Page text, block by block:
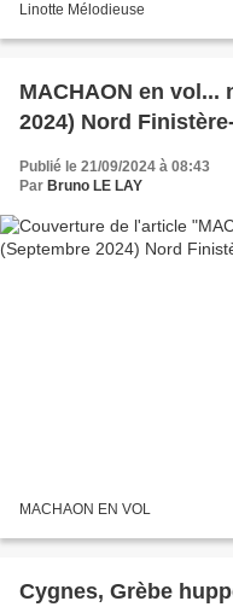
Linotte Mélodieuse
MACHAON en vol...
2024) Nord
Publié le 21/09/2024 à 08:43
Par Bruno LE LAY
MACHAON EN VOL
Cygnes, Grèbe